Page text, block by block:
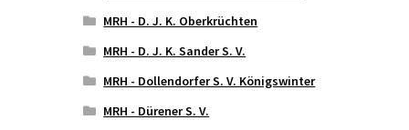
MRH - D. J. K. Oberkrüchten
MRH - D. J. K. Sander S. V.
MRH - Dollendorfer S. V. Königswinter
MRH - Dürener S. V.